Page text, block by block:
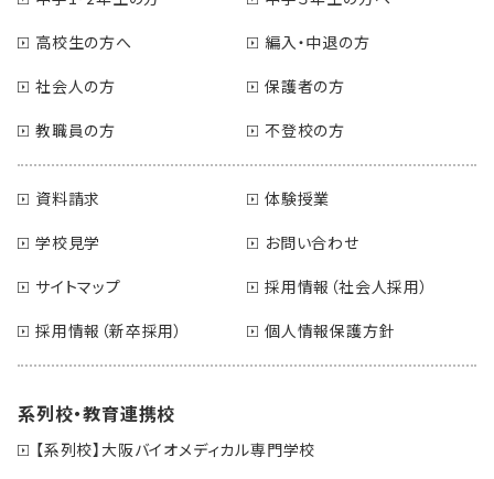
高校生の方へ
編入・中退の方
社会人の方
保護者の方
教職員の方
不登校の方
資料請求
体験授業
学校見学
お問い合わせ
サイトマップ
採用情報（社会人採用）
採用情報（新卒採用）
個人情報保護方針
系列校・教育連携校
【系列校】大阪バイオメディカル専門学校